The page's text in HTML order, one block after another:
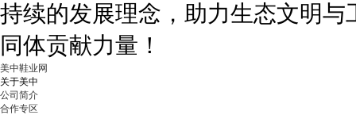
持续的发展理念，助力生态文明
同体贡献力量！
美中鞋业网
关于美中
公司简介
合作专区